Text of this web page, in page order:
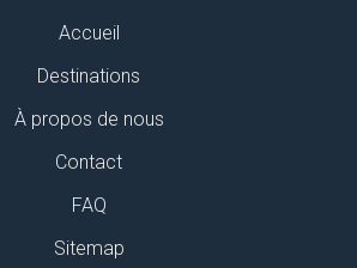
Accueil
Destinations
À propos de nous
Contact
FAQ
Sitemap